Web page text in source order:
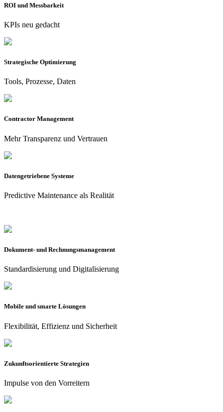
ROI und Messbarkeit
KPIs neu gedacht
Strategische Optimierung
Tools, Prozesse, Daten
Contractor Management
Mehr Transparenz und Vertrauen
Datengetriebene Systeme
Predictive Maintenance als Realität
Dokument- und Rechnungsmanagement
Standardisierung und Digitalisierung
Mobile und smarte Lösungen
Flexibilität, Effizienz und Sicherheit
Zukunftsorientierte Strategien
Impulse von den Vorreitern